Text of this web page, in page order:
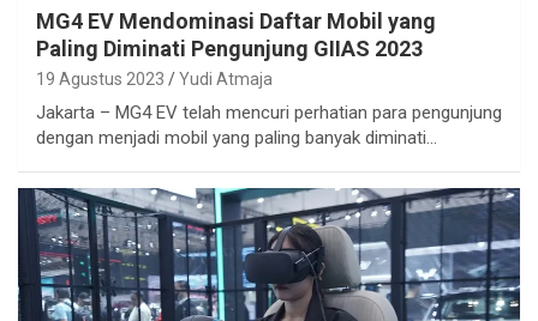
MG4 EV Mendominasi Daftar Mobil yang
Paling Diminati Pengunjung GIIAS 2023
19 Agustus 2023 Yudi Atmaja
Jakarta – MG4 EV telah mencuri perhatian para pengunjung
dengan menjadi mobil yang paling banyak diminati…